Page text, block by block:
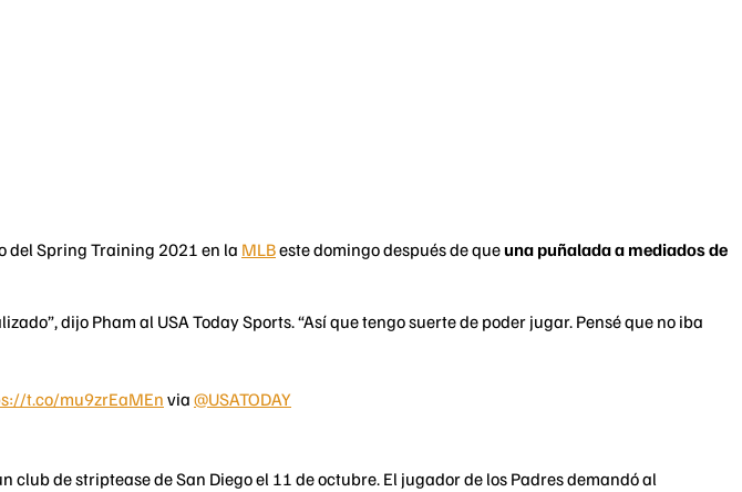
del Spring Training 2021 en la MLBeste domingo después de queuna puñalada a mediados de
dijo Pham al USA Today Sports. “Así que tengo suerte de poder jugar. Pensé que no iba
t.co/mu9zrEaMEn via @USATODAY
de striptease de San Diego el 11 de octubre. El jugador de los Padres demandó al